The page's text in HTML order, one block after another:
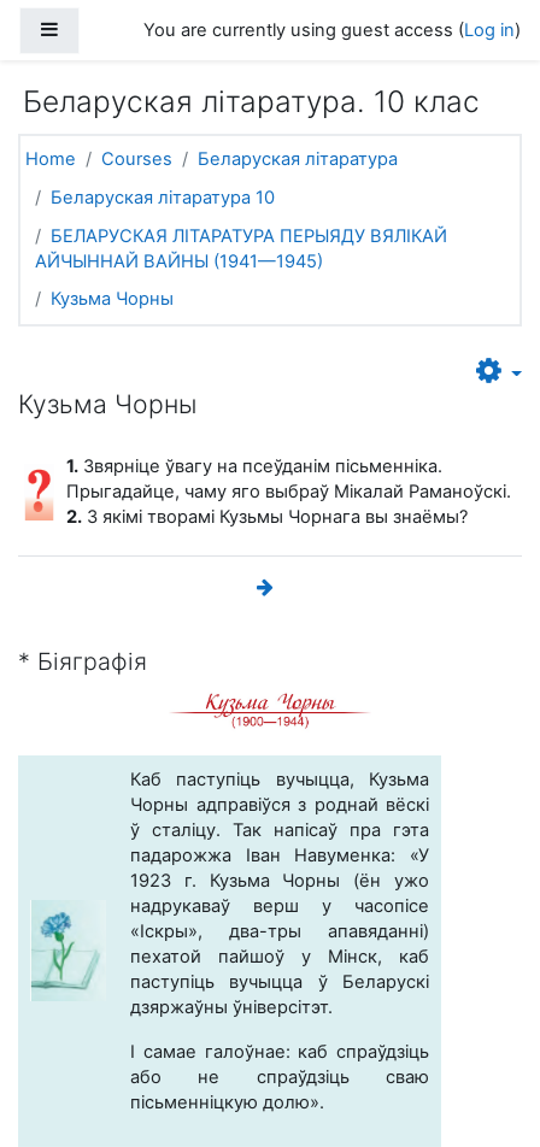
Side panelYou are currently using guest access (Log in)
Беларуская літаратура. 10 клас
Home Courses
Беларуская літаратура
Беларуская літаратура 10
БЕЛАРУСКАЯ ЛІТАРАТУРА ПЕРЫЯДУ ВЯЛІКАЙ
АЙЧЫННАЙ ВАЙНЫ (1941—1945)
Кузьма Чорны
Кузьма Чорны
1. Звярніце ўвагу на псеўданім пісьменніка.
Прыгадайце, чаму яго выбраў Мікалай Раманоўскі.
2. З якімі творамі Кузьмы Чорнага вы знаёмы?
* Біяграфія
Каб паступіць вучыцца, Кузьма
Чорны адправіўся з роднай вёскі
ў сталіцу. Так напісаў пра гэта
падарожжа Іван Навуменка: «У
1923 г. Кузьма Чорны (ён ужо
надрукаваў верш у часопісе
«Іскры», два-тры апавяданні)
пехатой пайшоў у Мінск, каб
паступіць вучыцца ў Беларускі
дзяржаўны ўніверсітэт.
І самае галоўнае: каб спраўдзіць
або не спраўдзіць сваю
пісьменніцкую долю».